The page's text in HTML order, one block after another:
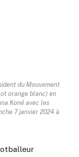
du Mouvement
orange blanc) en
Koné avec les
7 janvier 2024 à